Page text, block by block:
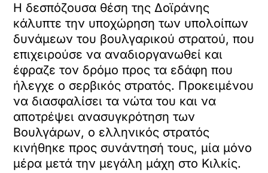
H δεσπόζουσα θέση της Δοϊράνης
κάλυπτε την υποχώρηση των υπολοίπων
δυνάμεων του βουλγαρικού στρατού, που
επιχειρούσε να αναδιοργανωθεί και
έφραζε τον δρόμο προς τα εδάφη που
ήλεγχε ο σερβικός στρατός. Προκειμένου
να διασφαλίσει τα νώτα του και να
αποτρέψει ανασυγκρότηση των
Βουλγάρων, ο ελληνικός στρατός
κινήθηκε προς συνάντησή τους, μία μόνο
μέρα μετά την μεγάλη μάχη στο Κιλκίς.